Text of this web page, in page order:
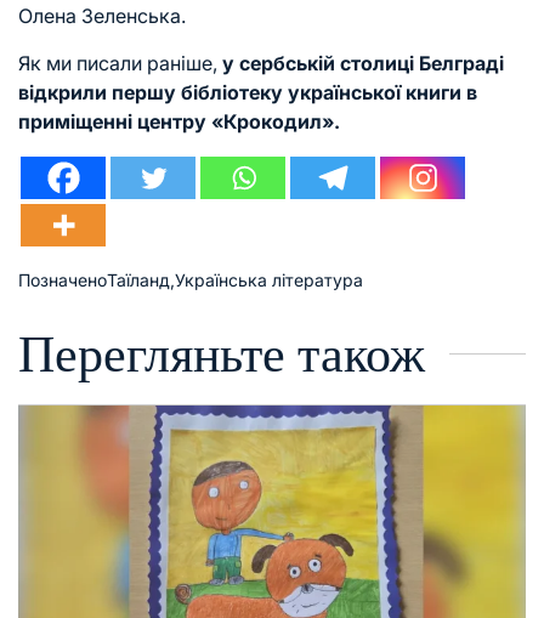
Олена Зеленська.
Як ми писали раніше, у сербській столиці Белграді
відкрили першу бібліотеку української книги в
приміщенні центру «Крокодил».
ПозначеноТаїланд,Українська література
Перегляньте також